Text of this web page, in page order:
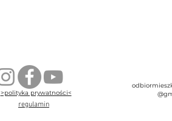
>polityka prywatności<
regulamin